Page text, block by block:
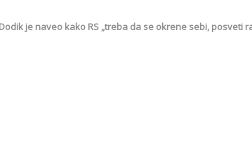
je naveo kako RS „treba da se okrene sebi, posveti